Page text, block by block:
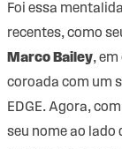
Foi essa
recentes, como
Marco Bailey,
coroada com um
EDGE. Agora,
seu nome ao lado